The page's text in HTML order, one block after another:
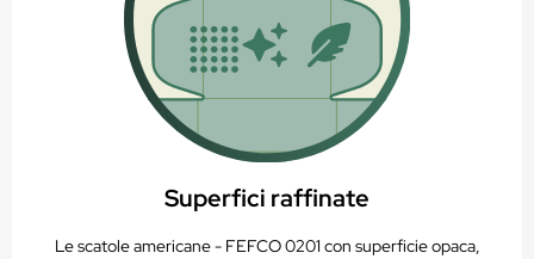
Superfici raffinate
Le scatole americane - FEFCO 0201 con superficie opaca,